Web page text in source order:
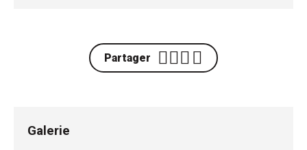
Partager
Galerie